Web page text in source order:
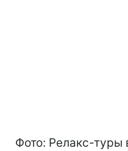
Фото: Релакс-туры